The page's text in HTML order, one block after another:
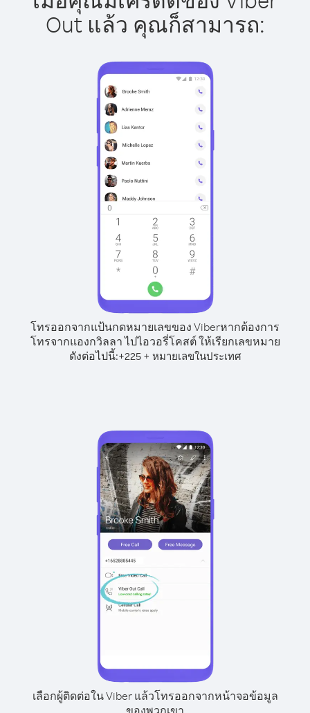
Out แล้ว คุณก็สามารถ:
โทรออกจากแป้นกดหมายเลขของ Viberหากต้องการ
โทรจากแองกวิลลา ไปไอวอรี่โคสต์ ให้เรียกเลขหมาย
ดังต่อไปนี้:+225+ หมายเลขในประเทศ
เลือกผู้ติดต่อใน Viber แล้วโทรออกจากหน้าจอข้อมูล
ของพวกเขา